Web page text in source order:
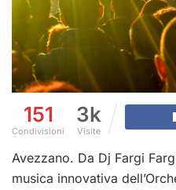
151
Condivisioni
3k
Visite
Avezzano. Da Dj Fargi
musica innovativa